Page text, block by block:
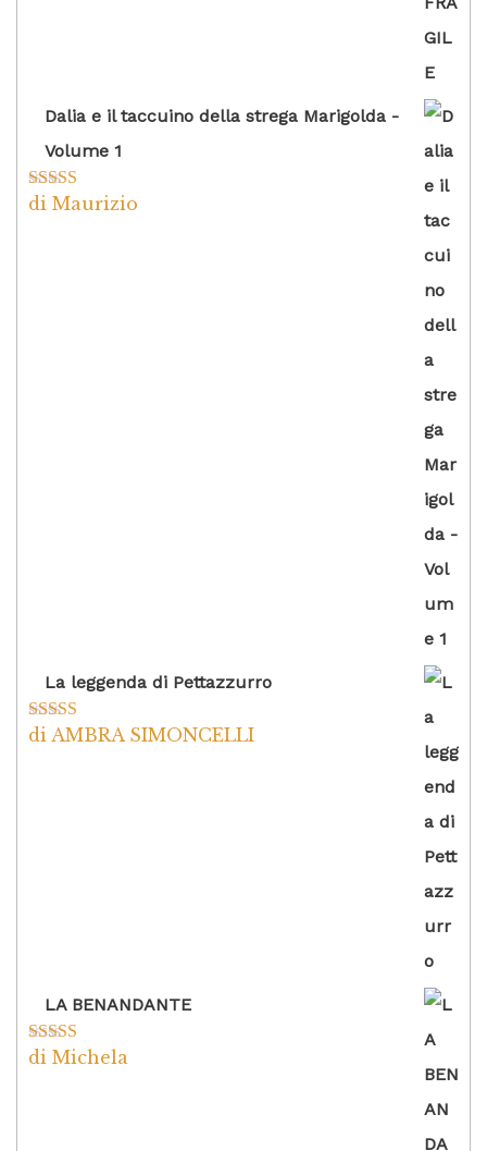
Dalia e il taccuino della strega Marigolda -
Volume 1
Valutato4
di Maurizio
La leggenda di Pettazzurro
Valutato5su
di AMBRA SIMONCELLI
LA BENANDANTE
Valutato5su
di Michela